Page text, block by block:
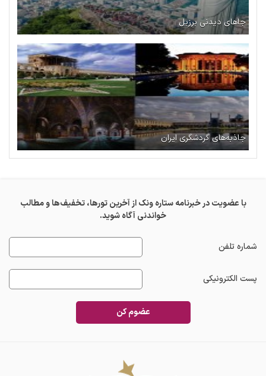
جاهای دیدنی برزیل
جاذبه‌های گردشگری ایران
با عضویت در خبرنامه ستاره ونک از آخرین تورها، تخفیف‌ها و مطالب
خواندنی آگاه شوید.
شماره تلفن
پست الکترونیکی
عضوم کن